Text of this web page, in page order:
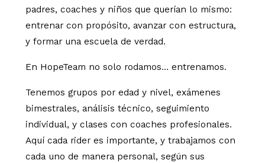
padres, coaches y niños que querían lo mismo:
entrenar con propósito, avanzar con estructura,
y formar una escuela de verdad.
En HopeTeam no solo rodamos… entrenamos.
Tenemos grupos por edad y nivel, exámenes
bimestrales, análisis técnico, seguimiento
individual, y clases con coaches profesionales.
Aquí cada rider es importante, y trabajamos con
cada uno de manera personal, según sus